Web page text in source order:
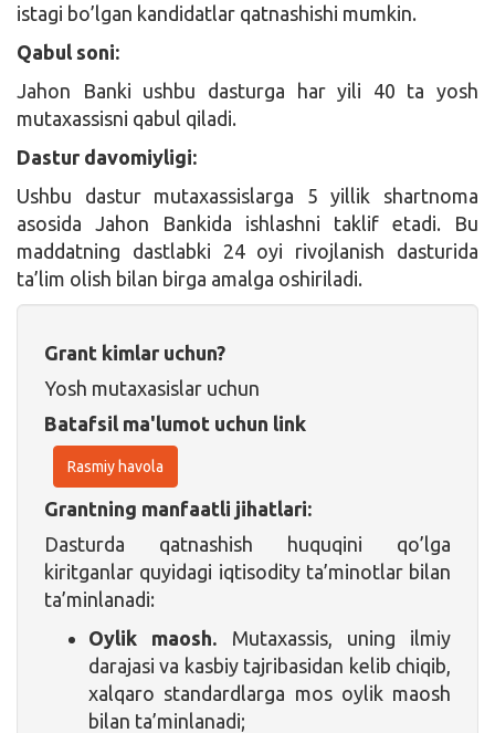
istagi bo’lgan kandidatlar qatnashishi mumkin.
Qabul soni:
Jahon Banki ushbu dasturga har yili 40 ta yosh
mutaxassisni qabul qiladi.
Dastur davomiyligi:
Ushbu dastur mutaxassislarga 5 yillik shartnoma
asosida Jahon Bankida ishlashni taklif etadi. Bu
maddatning dastlabki 24 oyi rivojlanish dasturida
ta’lim olish bilan birga amalga oshiriladi.
Grant kimlar uchun?
Yosh mutaxasislar uchun
Batafsil ma'lumot uchun link
Rasmiy havola
Grantning manfaatli jihatlari:
Dasturda qatnashish huquqini qo’lga
kiritganlar quyidagi iqtisodity ta’minotlar bilan
ta’minlanadi:
Oylik maosh. Mutaxassis, uning ilmiy
darajasi va kasbiy tajribasidan kelib chiqib,
xalqaro standardlarga mos oylik maosh
bilan ta’minlanadi;